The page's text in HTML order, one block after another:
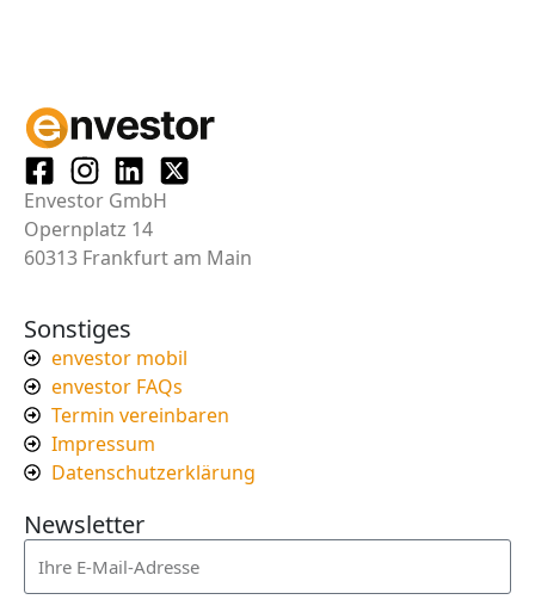
Envestor GmbH
Opernplatz 14
60313 Frankfurt am Main
Sonstiges
envestor mobil
envestor FAQs
Termin vereinbaren
Impressum
Datenschutzerklärung
Newsletter